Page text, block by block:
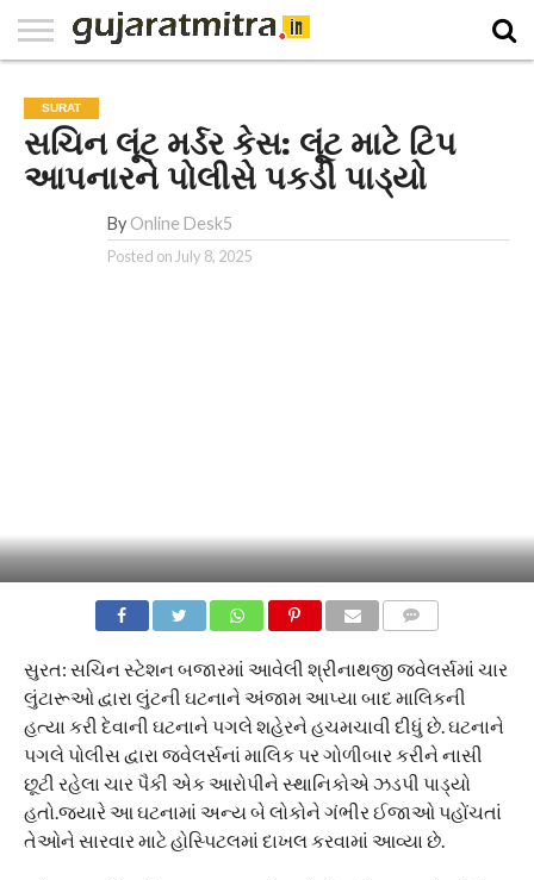
PAPER
NATIONAL
WORLD
BUSINESS
SPORTS
GUJARAT
OPINION
MORE
SURAT
સચિન લૂંટ મર્ડર કેસ: લૂંટ માટે ટિપ
આપનારને પોલીસે પકડી પાડ્યો
By Online Desk5
Posted on July 8, 2025
સુરત: સચિન સ્ટેશન બજારમાં આવેલી શ્રીનાથજી જવેલર્સમાં ચાર
લુંટારૂઓ દ્વારા લુંટની ઘટનાને અંજામ આપ્યા બાદ માલિકની
હત્યા કરી દેવાની ઘટનાને પગલે શહેરને હચમચાવી દીધું છે. ઘટનાને
પગલે પોલીસ દ્વારા જવેલર્સનાં માલિક પર ગોળીબાર કરીને નાસી
છૂટી રહેલા ચાર પૈકી એક આરોપીને સ્થાનિકોએ ઝડપી પાડ્યો
હતો.જયારે આ ઘટનામાં અન્ય બે લોકોને ગંભીર ઈજાઓ પહોંચતાં
તેઓને સારવાર માટે હોસ્પિટલમાં દાખલ કરવામાં આવ્યા છે.